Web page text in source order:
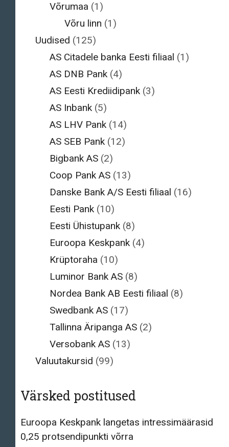
Võrumaa (1)
Võru linn (1)
Uudised (125)
AS Citadele banka Eesti filiaal (1)
AS DNB Pank (4)
AS Eesti Krediidipank (3)
AS Inbank (5)
AS LHV Pank (14)
AS SEB Pank (12)
Bigbank AS (2)
Coop Pank AS (13)
Danske Bank A/S Eesti filiaal (16)
Eesti Pank (10)
Eesti Ühistupank (8)
Euroopa Keskpank (4)
Krüptoraha (10)
Luminor Bank AS (8)
Nordea Bank AB Eesti filiaal (8)
Swedbank AS (17)
Tallinna Äripanga AS (2)
Versobank AS (13)
Valuutakursid (99)
Värsked postitused
Euroopa Keskpank langetas intressimäärasid
0,25 protsendipunkti võrra